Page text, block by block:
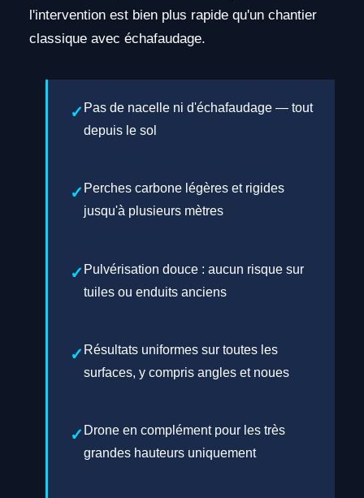
l'intervention est bien plus rapide qu'un chantier
classique avec échafaudage.
Pas de nacelle ni d'échafaudage — tout
depuis le sol
Perches carbone légères et rigides
jusqu'à plusieurs mètres
Pulvérisation douce : aucun risque sur
tuiles ou enduits anciens
Résultats uniformes sur toutes les
surfaces, y compris angles et noues
Drone en complément pour les très
grandes hauteurs uniquement